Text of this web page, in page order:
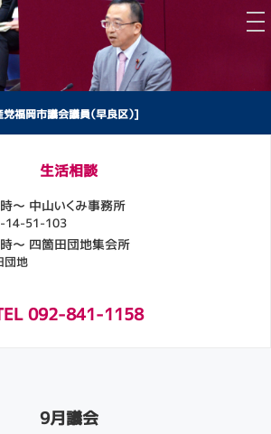
福岡市議会議員（早良区）]
生活相談
～ 中山いくみ事務所
14-51-103
～ 四箇田団地集会所
団地
092-841-1158
9月議会